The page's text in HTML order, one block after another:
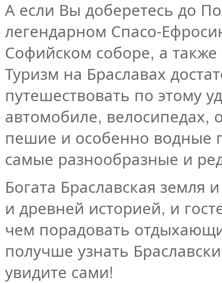
А если Вы доберетесь до
легендарном Спасо-
Софийском соборе, а
Туризм на Браславах
путешествовать по этому
автомобиле, велосипедах,
пешие и особенно водные
самые разнообразные и
Богата Браславская
и древней историей, и
чем порадовать
получше узнать
увидите сами!